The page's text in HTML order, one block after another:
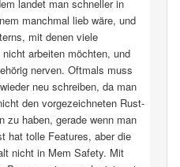
landet man schneller in
manchmal lieb wäre, und
mit denen viele
arbeiten möchten, und
nerven. Oftmals muss
neu schreiben, da man
den vorgezeichneten Rust-
zu haben, gerade wenn man
hat tolle Features, aber die
nicht in Mem Safety. Mit